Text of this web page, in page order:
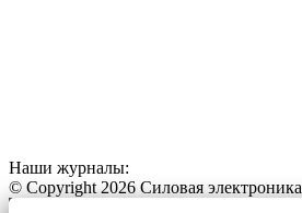
Наши журналы:
© Copyright 2026 Силовая электроника